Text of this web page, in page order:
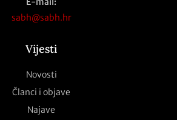
sabh@sabh.hr
Vijesti
Novosti
Članci i objave
Najave